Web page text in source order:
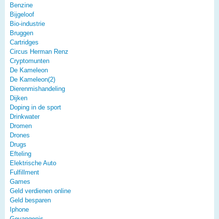
Benzine
Bijgeloof
Bio-industrie
Bruggen
Cartridges
Circus Herman Renz
Cryptomunten
De Kameleon
De Kameleon(2)
Dierenmishandeling
Dijken
Doping in de sport
Drinkwater
Dromen
Drones
Drugs
Efteling
Elektrische Auto
Fulfillment
Games
Geld verdienen online
Geld besparen
Iphone